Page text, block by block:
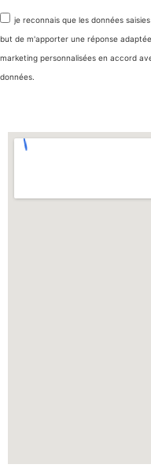
je reconnais que les données
but de m'apporter une réponse
marketing personnalisées en accord
données.